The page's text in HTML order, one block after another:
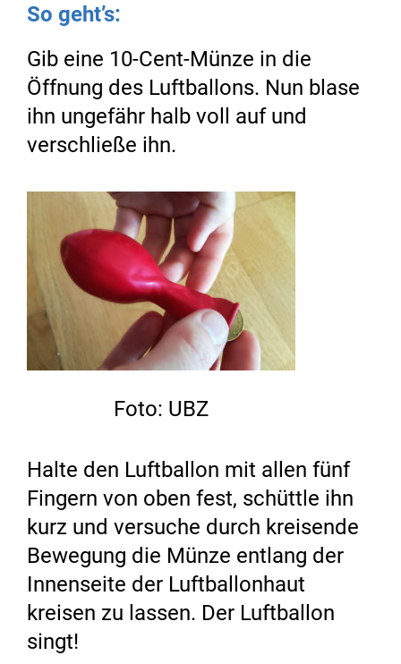
So geht’s:
Gib eine 10-Cent-Münze in die
Öffnung des Luftballons. Nun blase
ihn ungefähr halb voll auf und
verschließe ihn.
Foto: UBZ
Halte den Luftballon mit allen fünf
Fingern von oben fest, schüttle ihn
kurz und versuche durch kreisende
Bewegung die Münze entlang der
Innenseite der Luftballonhaut
kreisen zu lassen. Der Luftballon
singt!